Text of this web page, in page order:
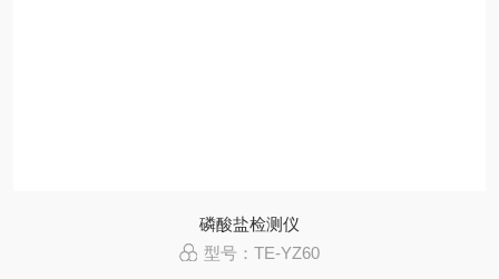
磷酸盐检测仪
型号：TE-YZ60